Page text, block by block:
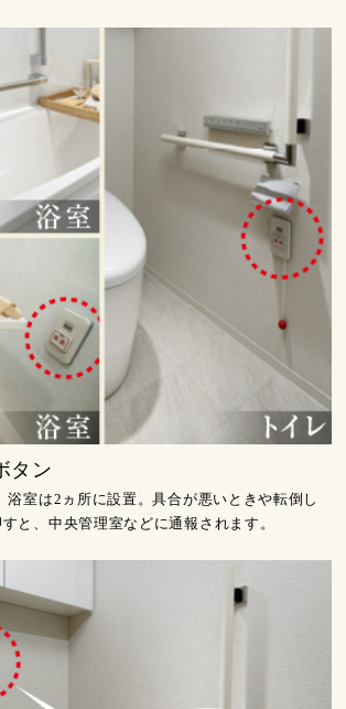
タン
浴室は2ヵ所に設置。具合が悪いときや転倒し
と、中央管理室などに通報されます。